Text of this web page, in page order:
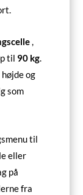
,
til 90 kg.
højde og
som
til
eller
på
fra